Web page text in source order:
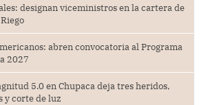
designan viceministros en la cartera de
abren convocatoria al Programa
2027
5.0 en Chupaca deja tres heridos,
y corte de luz